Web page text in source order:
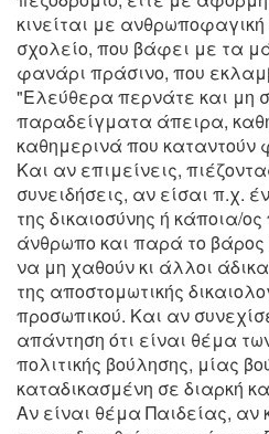
κινείται με
σχολείο, που βάφει με τα
φανάρι πράσινο, που
"Ελεύθερα περνάτε και μη
παραδείγματα άπειρα,
καθημερινά που καταντούν
Και αν επιμείνεις,
συνειδήσεις, αν είσαι π.χ.
της δικαιοσύνης ή κάποια/
άνθρωπο και παρά το βάρος
να μη χαθούν κι άλλοι
της αποστομωτικής
προσωπικού. Και αν
απάντηση ότι είναι θέμα
πολιτικής βούλησης, μίας
καταδικασμένη σε διαρκή
Αν είναι θέμα Παιδείας, αν